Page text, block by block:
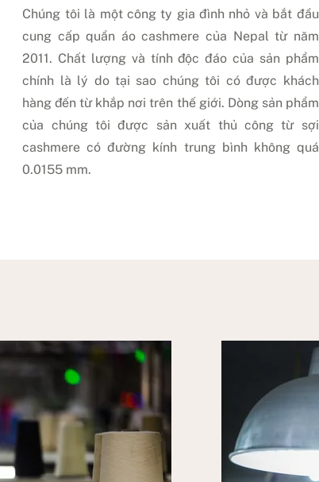
Chúng tôi là một công ty gia đình nhỏ và bắt đầu
cung cấp quần áo cashmere của Nepal từ năm
2011. Chất lượng và tính độc đáo của sản phẩm
chính là lý do tại sao chúng tôi có được khách
hàng đến từ khắp nơi trên thế giới. Dòng sản phẩm
của chúng tôi được sản xuất thủ công từ sợi
cashmere có đường kính trung bình không quá
0.0155 mm.